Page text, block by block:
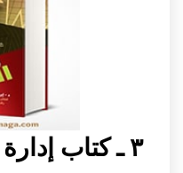
٣ ـ كتاب إدارة الوقت